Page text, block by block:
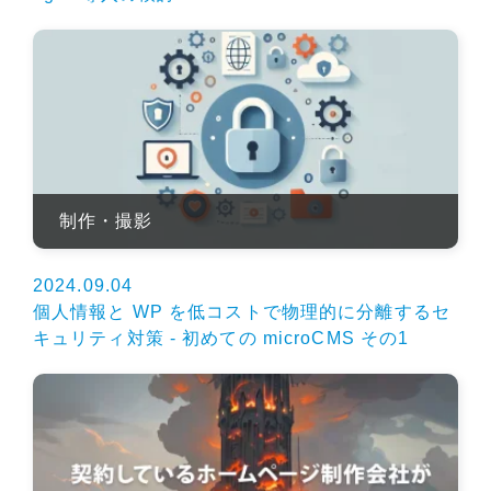
制作・撮影
2024.09.04
個人情報と WP を低コストで物理的に分離するセ
キュリティ対策 - 初めての microCMS その1